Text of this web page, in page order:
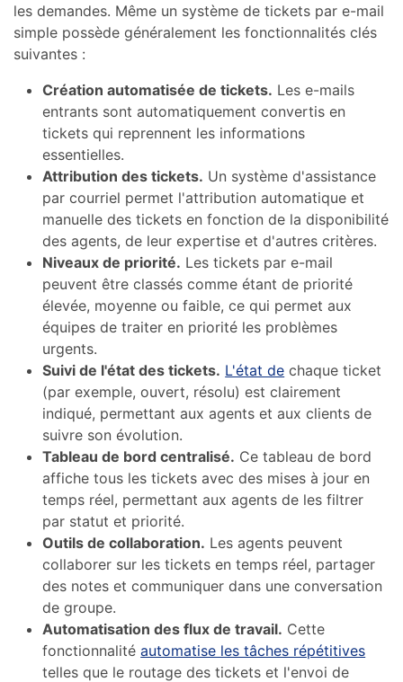
les demandes. Même un système de tickets par e-mail
simple possède généralement les fonctionnalités clés
suivantes :
Création automatisée de tickets. Les e-mails
entrants sont automatiquement convertis en
tickets qui reprennent les informations
essentielles.
Attribution des tickets. Un système d'assistance
par courriel permet l'attribution automatique et
manuelle des tickets en fonction de la disponibilité
des agents, de leur expertise et d'autres critères.
Niveaux de priorité. Les tickets par e-mail
peuvent être classés comme étant de priorité
élevée, moyenne ou faible, ce qui permet aux
équipes de traiter en priorité les problèmes
urgents.
Suivi de l'état des tickets. L'état de chaque ticket
(par exemple, ouvert, résolu) est clairement
indiqué, permettant aux agents et aux clients de
suivre son évolution.
Tableau de bord centralisé. Ce tableau de bord
affiche tous les tickets avec des mises à jour en
temps réel, permettant aux agents de les filtrer
par statut et priorité.
Outils de collaboration. Les agents peuvent
collaborer sur les tickets en temps réel, partager
des notes et communiquer dans une conversation
de groupe.
Automatisation des flux de travail. Cette
fonctionnalitéautomatise les tâches répétitives
telles que le routage des tickets et l'envoi de